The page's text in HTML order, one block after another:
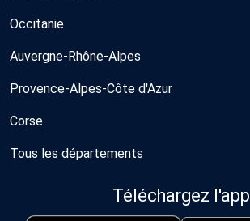
Occitanie
Auvergne-Rhône-Alpes
Provence-Alpes-Côte d'Azur
Corse
Tous les départements
Téléchargez l'app